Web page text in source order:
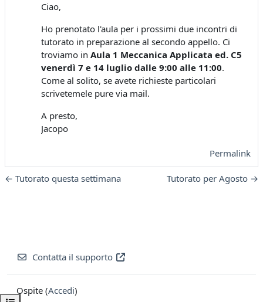
Ciao,
Ho prenotato l'aula per i prossimi due incontri di
tutorato in preparazione al secondo appello. Ci
troviamo in Aula 1 Meccanica Applicata ed. C5
venerdì 7 e 14 luglio dalle 9:00 alle 11:00.
Come al solito, se avete richieste particolari
scrivetemele pure via mail.
A presto,
Jacopo
Permalink
← Tutorato questa settimana Tutorato per Agosto →
Contatta il supporto
Ospite (Accedi)